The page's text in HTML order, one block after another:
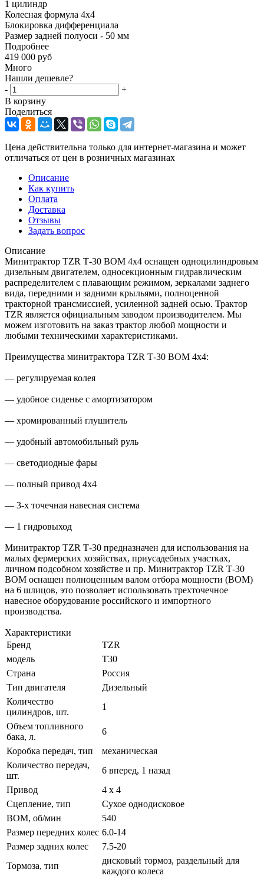
1 цилиндр
Колесная формула 4x4
Блокировка дифференциала
Размер задней полуоси - 50 мм
Подробнее
419 000 руб
Много
Нашли дешевле?
-
+
В корзину
Поделиться
Цена действительна только для интернет-магазина и может
отличаться от цен в розничных магазинах
Описание
Как купить
Оплата
Доставка
Отзывы
Задать вопрос
Описание
Минитрактор TZR Т-30 ВОМ 4x4 оснащен одноцилиндровым
дизельным двигателем, односекционным гидравлическим
распределителем с плавающим режимом, зеркалами заднего
вида, передними и задними крыльями, полноценной
тракторной трансмиссией, усиленной задней осью. Трактор
TZR является официальным заводом производителем. Мы
можем изготовить на заказ трактор любой мощности и
любыми техническими характеристиками.
Преимущества минитрактора TZR Т-30 ВОМ 4x4:
— регулируемая колея
— удобное сиденье с амортизатором
— хромированный глушитель
— удобный автомобильный руль
— светодиодные фары
— полный привод 4x4
— 3-х точечная навесная система
— 1 гидровыход
Минитрактор TZR Т-30 предназначен для использования на
малых фермерских хозяйствах, приусадебных участках,
личном подсобном хозяйстве и пр. Минитрактор TZR Т-30
ВОМ оснащен полноценным валом отбора мощности (ВОМ)
на 6 шлицов, это позволяет использовать трехточечное
навесное оборудование российского и импортного
производства.
Характеристики
Бренд
TZR
модель
Т30
Страна
Россия
Тип двигателя
Дизельный
Количество
цилиндров, шт.
1
Объем топливного
бака, л.
6
Коробка передач, тип
механическая
Количество передач,
шт.
6 вперед, 1 назад
Привод
4 х 4
Сцепление, тип
Сухое однодисковое
ВОМ, об/мин
540
Размер передних колес 6.0-14
Размер задних колес
7.5-20
Тормоза, тип
дисковый тормоз, раздельный для
каждого колеса